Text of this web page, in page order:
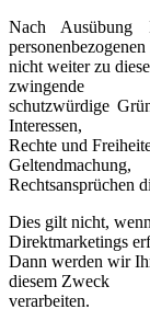
Nach Ausübung
personenbezogenen
nicht weiter zu
zwingende
schutzwürdige
Interessen,
Rechte und
Rechtsansprüchen
Dies gilt nicht,
Direktmarketings
Dann werden wir
diesem Zweck
verarbeiten.